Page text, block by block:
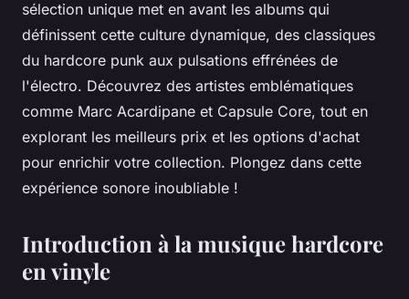
sélection unique met en avant les albums qui
définissent cette culture dynamique, des classiques
du hardcore punk aux pulsations effrénées de
l'électro. Découvrez des artistes emblématiques
comme Marc Acardipane et Capsule Core, tout en
explorant les meilleurs prix et les options d'achat
pour enrichir votre collection. Plongez dans cette
expérience sonore inoubliable !
Introduction à la musique hardcore
en vinyle